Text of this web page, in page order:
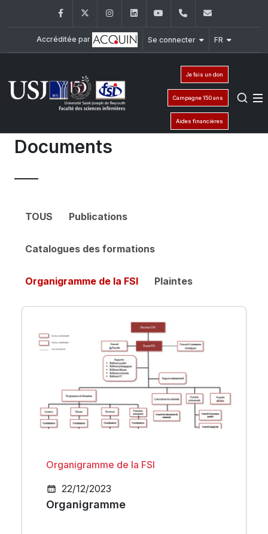
FacebookTwitter InstagramLinkedInYouTube+961 (1) 421 240
Accréditée par Se connecter FR
Je fais un don
Campagne 150 ans
Aides financières
Documents
TOUS Publications
Catalogues des formations
Organigramme de la FSI Plaintes
Organigramme de la FSI
22/12/2023
Organigramme